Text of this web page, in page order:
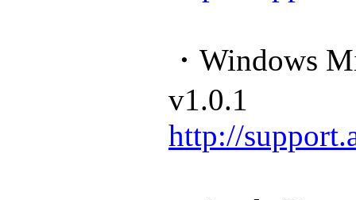
・Windows
v1.0.1
http://